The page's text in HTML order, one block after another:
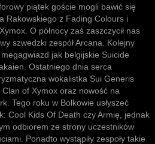
piątek goście mogli bawić się
Rakowskiego z Fading Colours i
O północy zaś zaszczycił nas
szwedzki zespół Arcana. Kolejny
jak belgijskie Suicide
Ostatniego dnia serca
wokalistka Sui Generis
of Xymox oraz nowość na
Tego roku w Bolkowie usłyszeć
Cool Kids Of Death czy Armię, jednak
odbiorem ze strony uczestników
Ponadto wystąpiły zespoły takie